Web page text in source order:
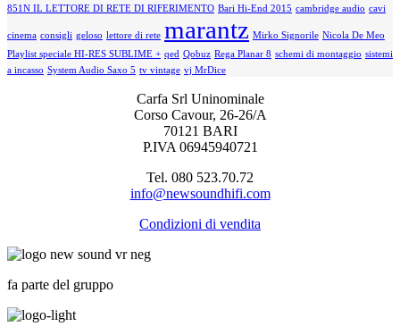
851N IL LETTORE DI RETE DI RIFERIMENTO Bari Hi-End 2015 cambridge audio cavi
cinema consigli geloso lettore di rete marantz Mirko Signorile Nicola De Meo
Playlist speciale HI-RES SUBLIME + qed Qobuz Rega Planar 8 schemi di montaggio sistemi
a incasso System Audio Saxo 5 tv vintage vj MrDice
Carfa Srl Uninominale
Corso Cavour, 26-26/A
70121 BARI
P.IVA 06945940721
Tel. 080 523.70.72
info@newsoundhifi.com
Condizioni di vendita
fa parte del gruppo